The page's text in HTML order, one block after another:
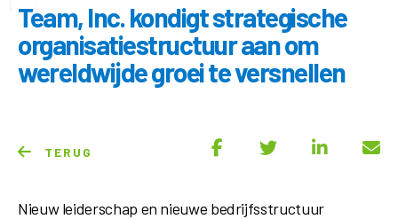
Team, Inc. kondigt strategische
organisatiestructuur aan om
wereldwijde groei te versnellen
TERUG
Nieuw leiderschap en nieuwe bedrijfsstructuur